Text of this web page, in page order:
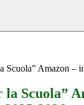
Scuola” Amazon –
Scuola”